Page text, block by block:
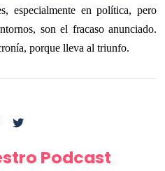
especialmente en política, pero
son el fracaso anunciado.
porque lleva al triunfo.
Podcast